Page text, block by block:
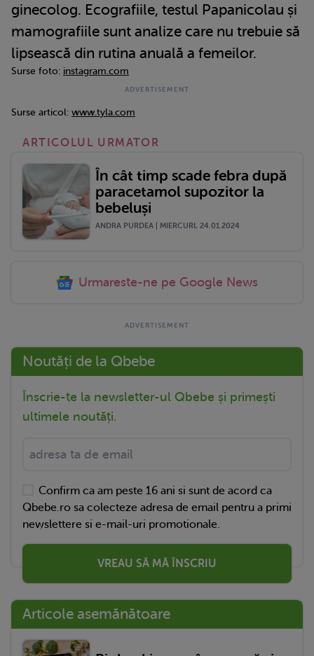
ginecolog. Ecografiile, testul Papanicolau și
mamografiile sunt analize care nu trebuie să
lipsească din rutina anuală a femeilor.
Surse foto: instagram.com
Surse articol: www.tyla.com
ARTICOLUL URMATOR
În cât timp scade febra după
paracetamol supozitor la
bebeluși
ANDRA PURDEA | MIERCURI, 24.01.2024
Urmareste-ne pe Google News
Noutăți de la Qbebe
Înscrie-te la newsletter-ul Qbebe și primești
ultimele noutăți.
Confirm ca am peste 16 ani si sunt de acord ca
Qbebe.ro sa colecteze adresa de email pentru a primi
newslettere si e-mail-uri promotionale.
VREAU SĂ MĂ ÎNSCRIU
Articole asemănătoare